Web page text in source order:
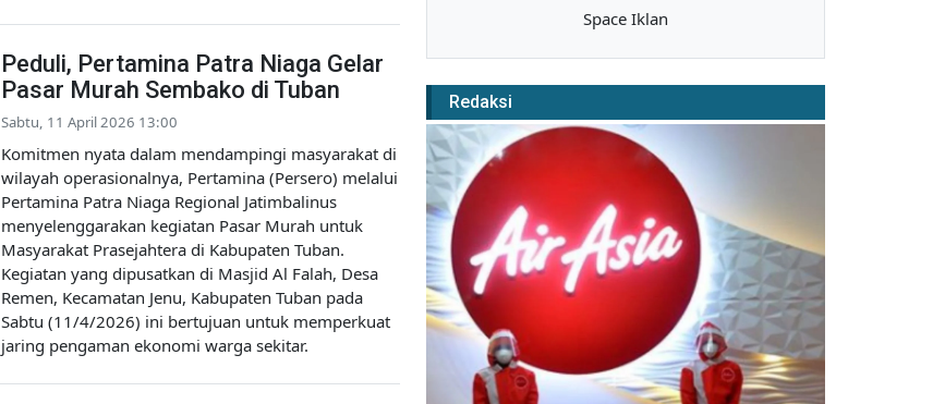
Peduli, Pertamina Patra Niaga Gelar
Pasar Murah Sembako di Tuban
Sabtu, 11 April 2026 13:00
Komitmen nyata dalam mendampingi masyarakat di
wilayah operasionalnya, Pertamina (Persero) melalui
Pertamina Patra Niaga Regional Jatimbalinus
menyelenggarakan kegiatan Pasar Murah untuk
Masyarakat Prasejahtera di Kabupaten Tuban.
Kegiatan yang dipusatkan di Masjid Al Falah, Desa
Remen, Kecamatan Jenu, Kabupaten Tuban pada
Sabtu (11/4/2026) ini bertujuan untuk memperkuat
jaring pengaman ekonomi warga sekitar.
Space Iklan
Redaksi